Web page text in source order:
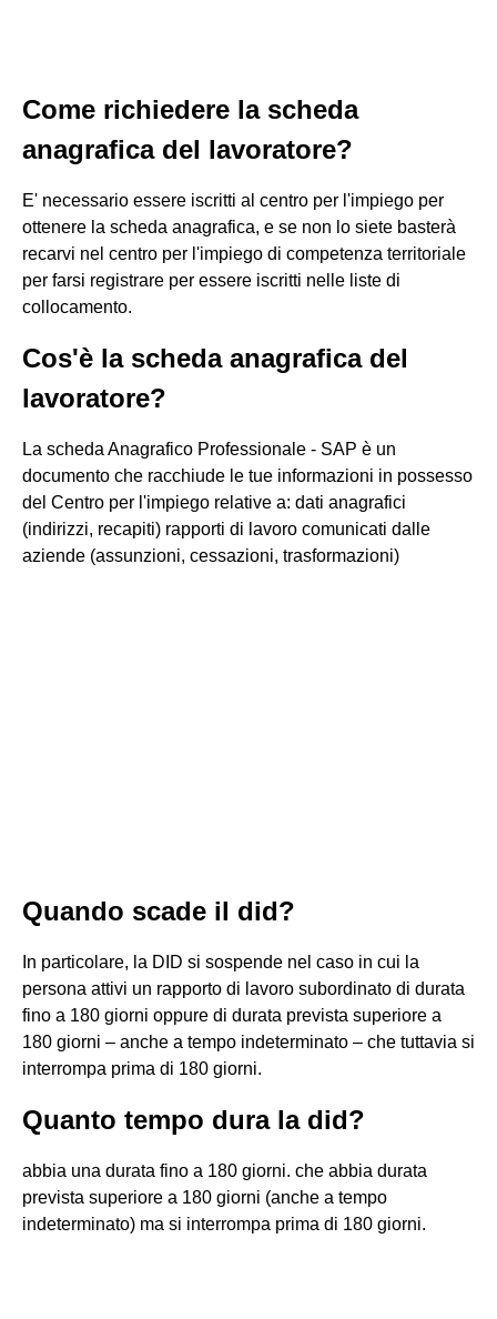
Come richiedere la scheda
anagrafica del lavoratore?
E' necessario essere iscritti al centro per l'impiego per
ottenere la scheda anagrafica, e se non lo siete basterà
recarvi nel centro per l'impiego di competenza territoriale
per farsi registrare per essere iscritti nelle liste di
collocamento.
Cos'è la scheda anagrafica del
lavoratore?
La scheda Anagrafico Professionale - SAP è un
documento che racchiude le tue informazioni in possesso
del Centro per l'impiego relative a: dati anagrafici
(indirizzi, recapiti) rapporti di lavoro comunicati dalle
aziende (assunzioni, cessazioni, trasformazioni)
Quando scade il did?
In particolare, la DID si sospende nel caso in cui la
persona attivi un rapporto di lavoro subordinato di durata
fino a 180 giorni oppure di durata prevista superiore a
180 giorni – anche a tempo indeterminato – che tuttavia si
interrompa prima di 180 giorni.
Quanto tempo dura la did?
abbia una durata fino a 180 giorni. che abbia durata
prevista superiore a 180 giorni (anche a tempo
indeterminato) ma si interrompa prima di 180 giorni.